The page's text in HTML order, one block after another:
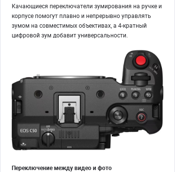
Качающиеся переключатели зумирования на ручке и
корпусе помогут плавно и непрерывно управлять
зумом на совместимых объективах, а 4-кратный
цифровой зум добавит универсальности.
Переключение между видео и фото